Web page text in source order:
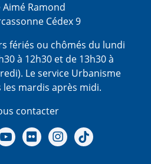
Aimé Ramond
Cédex 9
fériés ou chômés du lundi
à 12h30 et de 13h30 à
Le service Urbanisme
mardis après midi.
contacter
X - (twitter)
Notre chaine Youtube
Notre Gallerie sur Flickr
Notre Instagram